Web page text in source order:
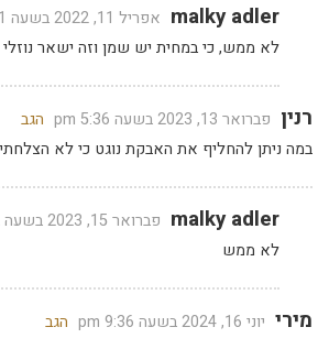
malky adler אפריל 11, 2022 בשעה 7:01 pm
לא ממש, כי במחית יש שמן וזה ישאר נוזלי
רנין פברואר 13, 2023 בשעה 5:36 pm
הגב
במה ניתן להחליף את האבקת נוגט כי לא
malky adler פברואר 15, 2023 בשעה 10:22 am
לא ממש
מירי יוני 16, 2024 בשעה 9:36 pm
הגב